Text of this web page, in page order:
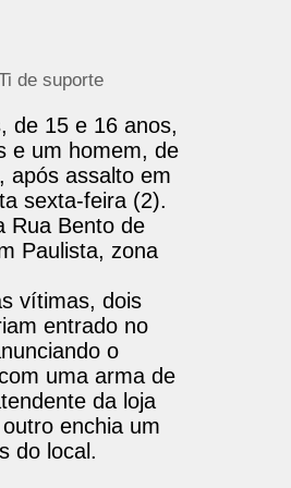
de suporte
de 15 e 16 anos,
e um homem, de
após assalto em
sexta-feira (2).
Rua Bento de
Paulista, zona
vítimas, dois
entrado no
o
uma arma de
da loja
enchia um
do local.